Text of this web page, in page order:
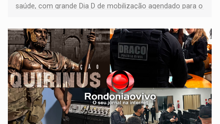
saúde, com grande Dia D de mobilização agendado para o